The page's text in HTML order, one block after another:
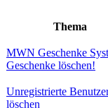
Thema
MWN Geschenke
Geschenke löschen!
Unregistrierte
löschen